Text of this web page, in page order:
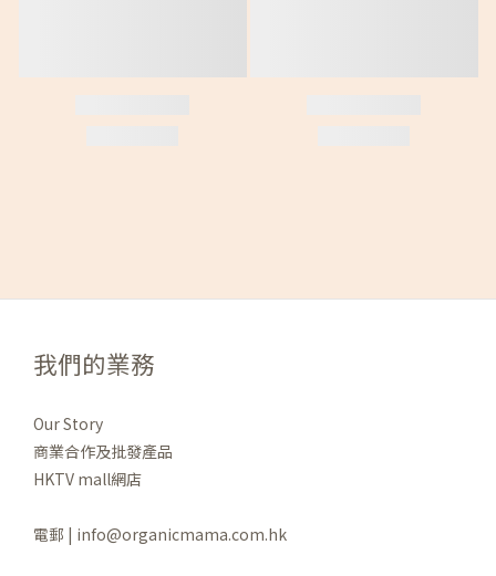
我們的業務
Our Story
商業合作及批發產品
HKTV mall網店
電郵 | info@organicmama.com.hk